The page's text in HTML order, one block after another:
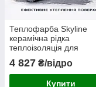
Теплофарба Skyline
керамічна рідка
теплоізоляція для
утеплення стін,
великих приміщень
20 л
4 827 ₴/відро
Купити